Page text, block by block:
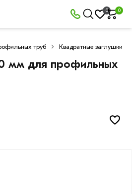
0 0
труб Квадратные заглушки
мм для профильных